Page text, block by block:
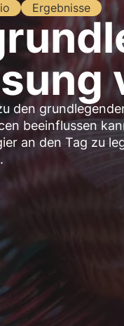
Ergebnisse
den
beeinflussen
an den Tag zu